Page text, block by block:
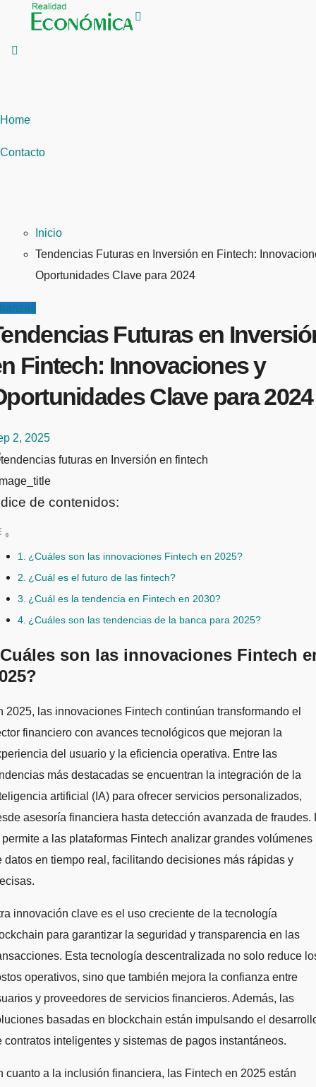
contenido
Home
Contacto
Inicio
Tendencias Futuras en Inversión en Fintech:
Oportunidades Clave para 2024
Futuras en
Fintech: Innovaciones y
Clave para 2024
2, 2025
de contenidos:
¿Cuáles son las innovaciones Fintech en 2025?
¿Cuál es el futuro de las fintech?
¿Cuál es la tendencia en Fintech en 2030?
¿Cuáles son las tendencias de la banca para 2025?
son las innovaciones Fintech
financiero con avances tecnológicos que mejoran la
del usuario y la eficiencia operativa. Entre las
más destacadas se encuentran la integración de la
artificial (IA) para ofrecer servicios personalizados,
asesoría financiera hasta detección avanzada de fraudes.
permite a las plataformas Fintech analizar grandes volúmenes
datos en tiempo real, facilitando decisiones más rápidas y
innovación clave es el uso creciente de la tecnología
para garantizar la seguridad y transparencia en las
Esta tecnología descentralizada no solo reduce
operativos, sino que también mejora la confianza entre
y proveedores de servicios financieros. Además, las
basadas en blockchain están impulsando el
contratos inteligentes y sistemas de pagos instantáneos.
cuanto a la inclusión financiera, las Fintech en 2025 están